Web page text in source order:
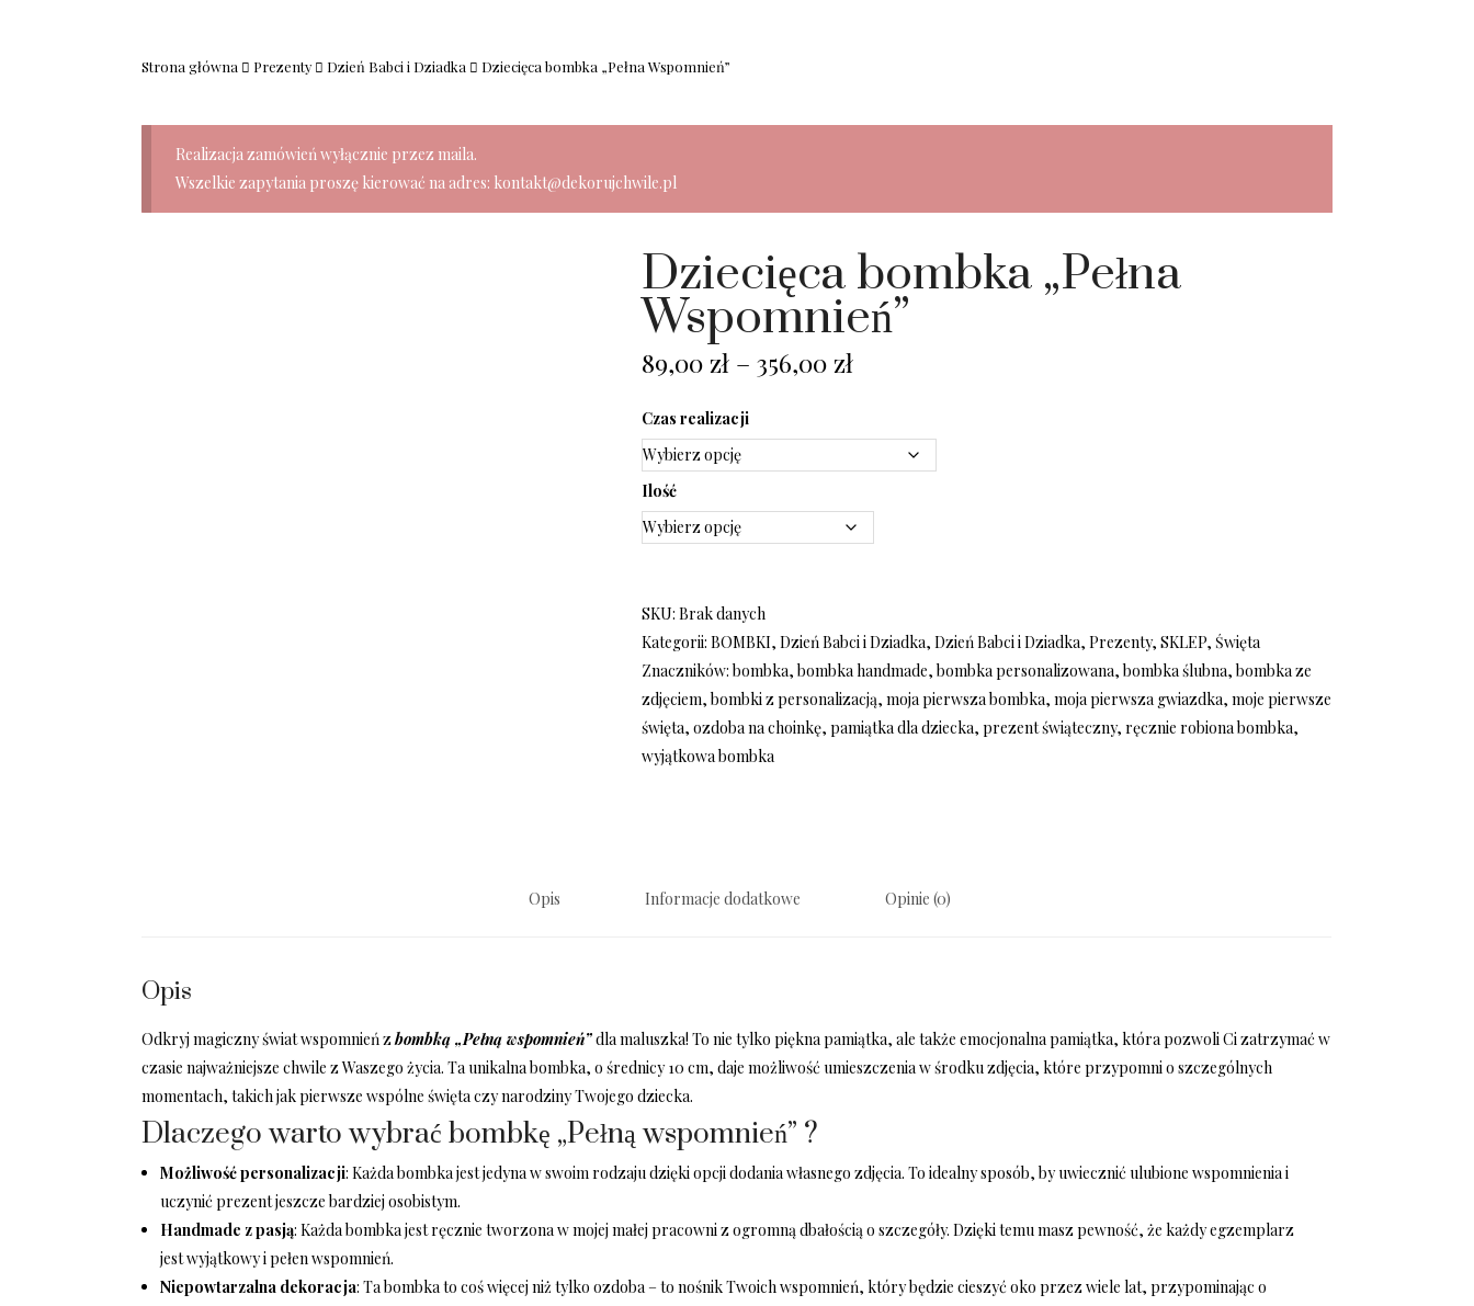
Strona główna Prezenty Dzień Babci i Dziadka Dziecięca bombka „Pełna Wspomnień”
Realizacja zamówień wyłącznie przez maila.
Wszelkie zapytania proszę kierować na adres: kontakt@dekorujchwile.pl
Dziecięca bombka „Pełna
Wspomnień”
89,00zł – 356,00zł
Czas realizacji
Ilość
SKU:Brak danych
Kategorii:BOMBKI,Dzień Babci i Dziadka,Dzień Babci i Dziadka,Prezenty,SKLEP,Święta
Znaczników:bombka,bombka handmade,bombka personalizowana,bombka ślubna,bombka ze
zdjęciem,bombki z personalizacją,moja pierwsza bombka,moja pierwsza gwiazdka,moje pierwsze
święta,ozdoba na choinkę,pamiątka dla dziecka,prezent świąteczny,ręcznie robiona bombka,
wyjątkowa bombka
Opis Informacje dodatkowe Opinie (0)
Opis
Odkryj magiczny świat wspomnień zbombką „Pełnąwspomnień”dla maluszka! To nie tylko piękna pamiątka, ale także emocjonalna pamiątka, która pozwoli Ci zatrzymać w
czasie najważniejsze chwile z Waszego życia. Ta unikalna bombka, o średnicy 10 cm, daje możliwość umieszczenia w środku zdjęcia, które przypomni o szczególnych
momentach, takich jak pierwsze wspólne święta czy narodziny Twojego dziecka.
Dlaczego warto wybrać bombkę „Pełną wspomnień” ?
Możliwość personalizacji: Każda bombka jest jedyna w swoim rodzaju dzięki opcji dodania własnego zdjęcia. To idealny sposób, by uwiecznić ulubione wspomnienia i
uczynić prezent jeszcze bardziej osobistym.
Handmade z pasją: Każda bombka jest ręcznie tworzona w mojej małej pracowni z ogromną dbałością o szczegóły. Dzięki temu masz pewność, że każdy egzemplarz
jest wyjątkowy i pełen wspomnień.
Niepowtarzalna dekoracja: Ta bombka to coś więcej niż tylko ozdoba – to nośnik Twoich wspomnień, który będzie cieszyć oko przez wiele lat, przypominając o